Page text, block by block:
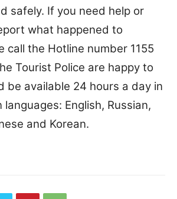
safely. If you need help or
what happened to
call the Hotline number 1155
Tourist Police are happy to
be available 24 hours a day in
English, Russian,
and Korean.